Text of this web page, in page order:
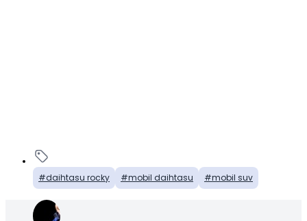
daihtasu rocky mobil daihtasu mobil suv